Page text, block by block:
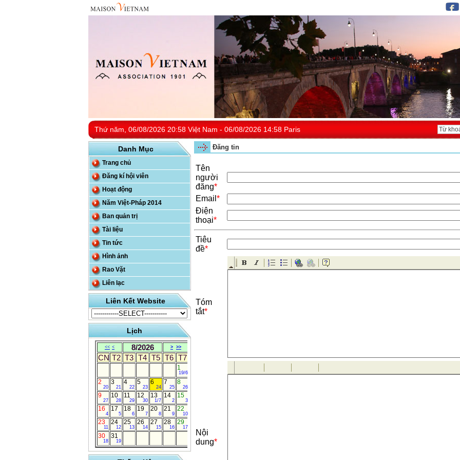
Thứ năm, 06/08/2026 20:58 Việt Nam - 06/08/2026 14:58 Paris
Danh Mục
Trang chủ
Đăng kí hội viên
Hoạt động
Năm Việt-Pháp 2014
Ban quản trị
Tài liệu
Tin tức
Hình ảnh
Rao Vặt
Liên lạc
Liên Kết Website
Lịch
<< < 8/2026 > >>
CN T2 T3 T4 T5 T6 T7
1
19/6
2
20
3
21
4
22
5
23
6
24
7
25
8
26
9
27
10
28
11
29
12
30
13
1/7
14
2
15
3
16
4
17
5
18
6
19
7
20
8
21
9
22
10
23
11
24
12
25
13
26
14
27
15
28
16
29
17
30
18
31
19
Đăng tin
Tên
người
đăng*
Email *
Điện
thoại*
Tiêu
đề*
Tóm
tắt*
Nội
dung*